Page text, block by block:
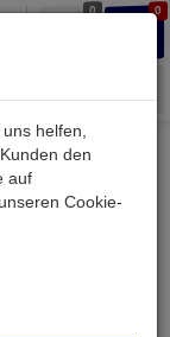
0 0
helfen,
den
auf
Cookie-